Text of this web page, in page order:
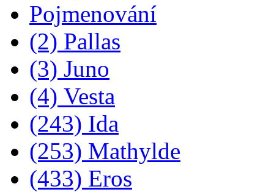
Pojmenování
(2) Pallas
(3) Juno
(4) Vesta
(243) Ida
(253) Mathylde
(433) Eros